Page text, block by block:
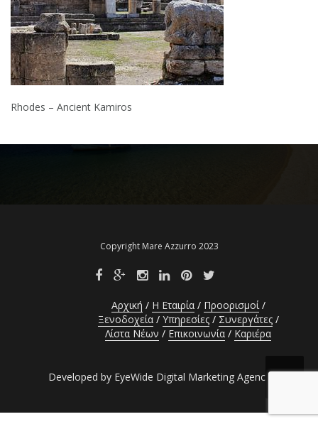
Rhodes – Ancient Kamiros
Copyright Mare Azzurro 2023
Αρχική Η Εταιρία
Προορισμοί
Ξενοδοχεία
Υπηρεσίες
Συνεργάτες
Λίστα Νέων
Επικοινωνία Καριέρα
Developed by EyeWide Digital Marketing Agency